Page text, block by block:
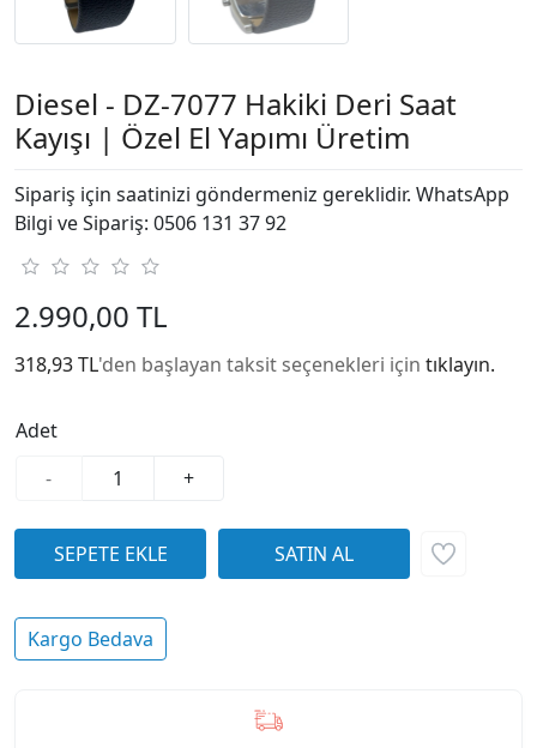
Diesel - DZ-7077 Hakiki Deri Saat
Kayışı | Özel El Yapımı Üretim
Sipariş için saatinizi göndermeniz gereklidir. WhatsApp
Bilgi ve Sipariş: 0506 131 37 92
2.990,00 TL
318,93 TL'den başlayan taksit seçenekleri için tıklayın.
Adet
-
+
Kargo Bedava